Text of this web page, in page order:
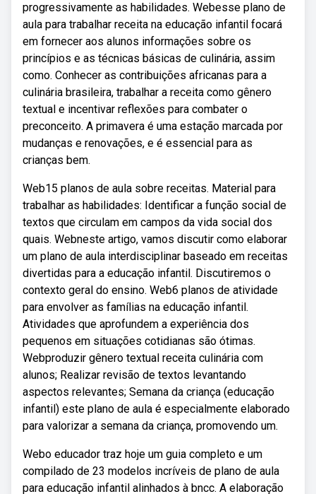
progressivamente as habilidades. Webesse plano de
aula para trabalhar receita na educação infantil focará
em fornecer aos alunos informações sobre os
princípios e as técnicas básicas de culinária, assim
como. Conhecer as contribuições africanas para a
culinária brasileira, trabalhar a receita como gênero
textual e incentivar reflexões para combater o
preconceito. A primavera é uma estação marcada por
mudanças e renovações, e é essencial para as
crianças bem.
Web15 planos de aula sobre receitas. Material para
trabalhar as habilidades: Identificar a função social de
textos que circulam em campos da vida social dos
quais. Webneste artigo, vamos discutir como elaborar
um plano de aula interdisciplinar baseado em receitas
divertidas para a educação infantil. Discutiremos o
contexto geral do ensino. Web6 planos de atividade
para envolver as famílias na educação infantil.
Atividades que aprofundem a experiência dos
pequenos em situações cotidianas são ótimas.
Webproduzir gênero textual receita culinária com
alunos; Realizar revisão de textos levantando
aspectos relevantes; Semana da criança (educação
infantil) este plano de aula é especialmente elaborado
para valorizar a semana da criança, promovendo um.
Webo educador traz hoje um guia completo e um
compilado de 23 modelos incríveis de plano de aula
para educação infantil alinhados à bncc. A elaboração